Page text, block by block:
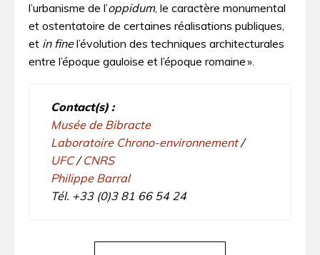
l’urbanisme de l’oppidum, le caractère monumental
et ostentatoire de certaines réalisations publiques,
et in finel’évolution des techniques architecturales
entre l’époque gauloise et l’époque romaine ».
Contact(s) :
Musée de Bibracte
Laboratoire Chrono-environnement/
UFC/CNRS
Philippe Barral
Tél. +33 (0)3 81 66 54 24